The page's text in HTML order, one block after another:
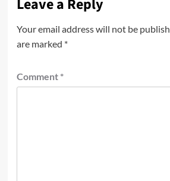
Leave a Reply
Your email address will not be
are marked *
Comment *